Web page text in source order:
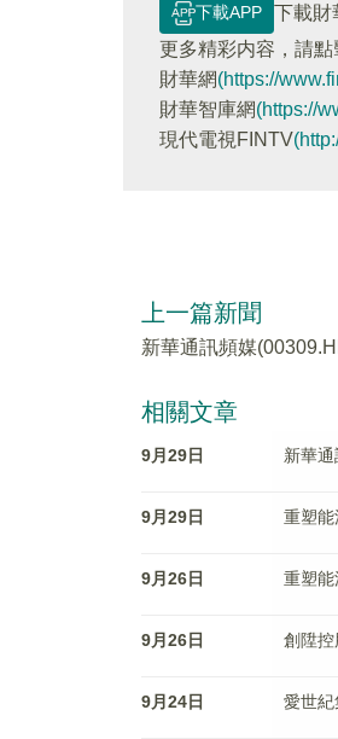
下載APP
下載財
更多精彩内容，請點
財華網(https://
財華智庫網(https://
現代電視FINTV
上一篇新聞
新華通訊頻媒
相關文章
9月29日 新華
9月29日 重塑
9月26日 重塑
9月26日 創陞
9月24日 愛世